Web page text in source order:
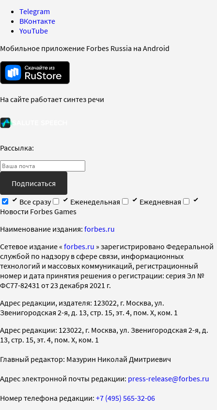
Telegram
ВКонтакте
YouTube
Мобильное приложение Forbes Russia на Android
На сайте работает синтез речи
Рассылка:
Подписаться
Все сразу
Еженедельная
Ежедневная
Новости Forbes Games
Наименование издания: forbes.ru
Cетевое издание « forbes.ru » зарегистрировано Федеральной
службой по надзору в сфере связи, информационных
технологий и массовых коммуникаций, регистрационный
номер и дата принятия решения о регистрации: серия Эл №
ФС77-82431 от 23 декабря 2021 г.
Адрес редакции, издателя: 123022, г. Москва, ул.
Звенигородская 2-я, д. 13, стр. 15, эт. 4, пом. X, ком. 1
Адрес редакции: 123022, г. Москва, ул. Звенигородская 2-я, д.
13, стр. 15, эт. 4, пом. X, ком. 1
Главный редактор: Мазурин Николай Дмитриевич
Адрес электронной почты редакции: press-release@forbes.ru
Номер телефона редакции: +7 (495) 565-32-06